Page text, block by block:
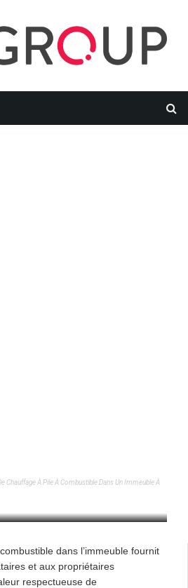
Chauffage À Pile À Combustible Dans Un Immeuble À
dans l’immeuble fournit
et aux propriétaires
respectueuse de